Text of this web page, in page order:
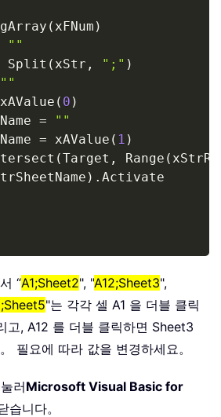
( xFNum )
""
Split ( xStr , ";" )
""
xAValue ( 0 )
=
""
= xAValue ( 1 )
(Target , Range ( xStrRg
) .
“A1;Sheet2", "A12;Sheet3",
"는 각각 셀 A1 을 더블 클릭
고, A12 를 더블 클릭하면 Sheet3
필요에 따라 값을 변경하세요。
러Microsoft Visual Basic for
습니다。